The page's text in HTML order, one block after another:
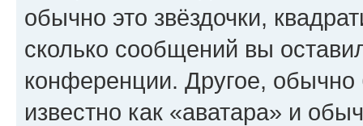
обычно это звёздочки,
сколько сообщений вы
конференции. Другое,
известно как «аватара» и